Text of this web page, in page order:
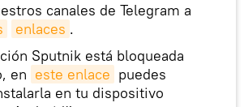
canales de Telegram a
enlaces .
Sputnik está bloqueada
en este enlace puedes
en tu dispositivo